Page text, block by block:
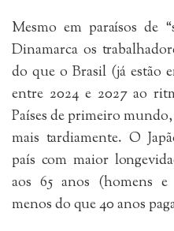
Mesmo em paraísos de
Dinamarca os
do que o Brasil (já estão
entre 2024 e 2027 ao
Países de primeiro
mais tardiamente. O
país com maior
aos 65 anos (homens
menos do que 40 anos